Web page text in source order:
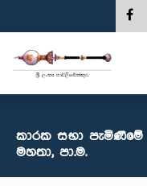
කාරක සභා
මහතා, පා.ම.